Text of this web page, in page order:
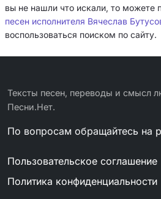
вы не нашли что искали, то можете
песен исполнителя Вячеслав
воспользоваться поиском по сайту.
Тексты песен, переводы и смысл
Песни.Нет.
По вопросам обращайтесь на
Пользовательское соглашение
Политика конфиденциальности